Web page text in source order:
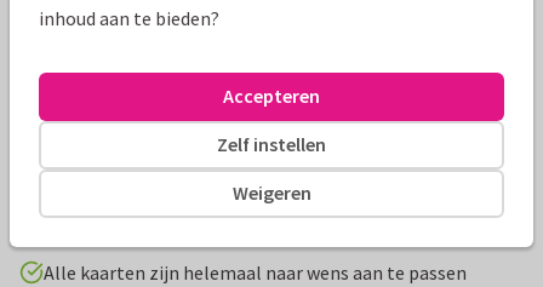
Productinformatie
Een hippe en originele trouwkaart in ticket vorm voor een
trouwfeest met houten wegwijzers, lampjes en krijtbord.
Leuk voor een festival thema.
Alle kaarten zijn helemaal naar wens aan te passen
inhoud aan te bieden?
Weigeren
Zelf instellen
Accepteren